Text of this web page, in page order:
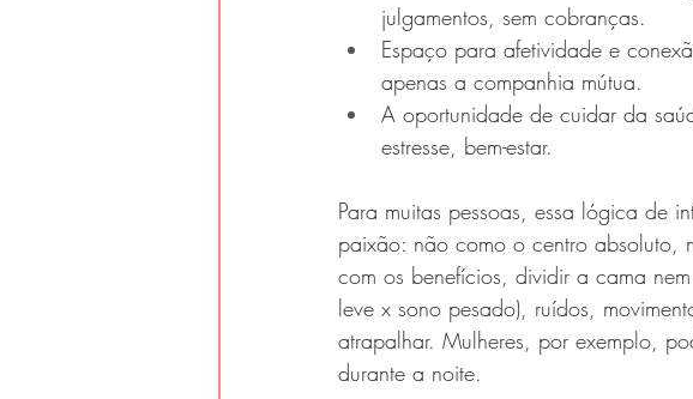
julgamentos, sem cobranças.
Espaço para afetividade e
apenas a companhia mútua.
A oportunidade de cuidar da
estresse, bem-estar.
Para muitas pessoas, essa lógica de
paixão: não como o centro absoluto,
com os benefícios, dividir a cama
leve x sono pesado), ruídos,
atrapalhar. Mulheres, por exemplo,
durante a noite.